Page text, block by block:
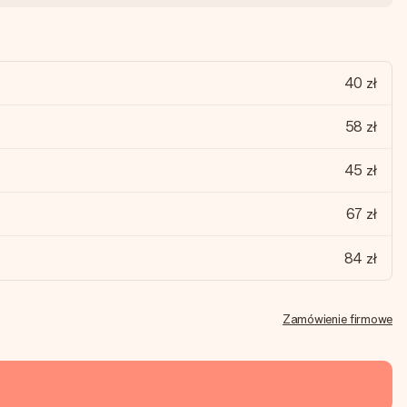
40 zł
58 zł
45 zł
67 zł
84 zł
Zamówienie firmowe